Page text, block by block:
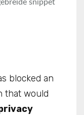
snippet
blocked an
that would